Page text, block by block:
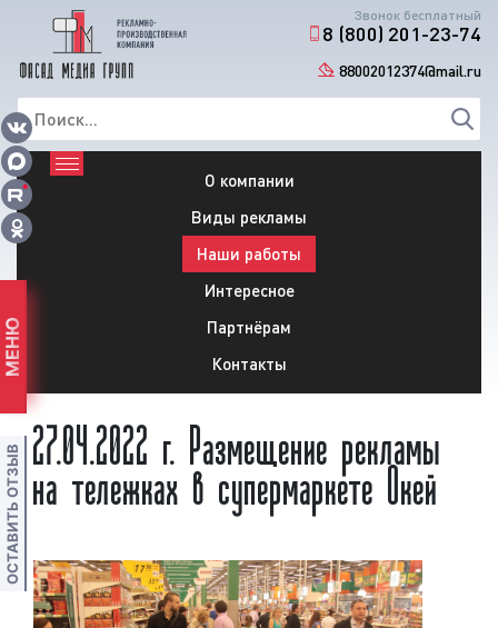
Звонок бесплатный
8 (800) 201-23-74
88002012374@mail.ru
О компании
Виды рекламы
Наши работы
Интересное
Партнёрам
Контакты
27.04.2022 г. Размещение рекламы
на тележках в супермаркете Окей
МЕНЮ
ОСТАВИТЬ ОТЗЫВ